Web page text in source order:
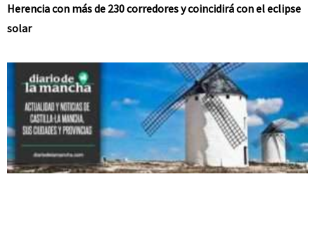
Herencia con más de 230 corredores y coincidirá con el eclipse
solar